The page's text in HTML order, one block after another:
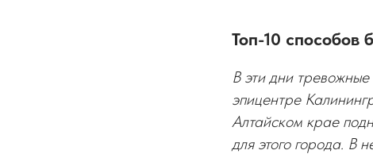
Топ-10 способов
В эти дни
эпицентре
Алтайском крае
для этого города. В